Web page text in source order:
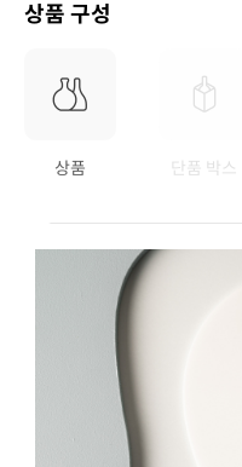
상품 구성
상품 단품 박스